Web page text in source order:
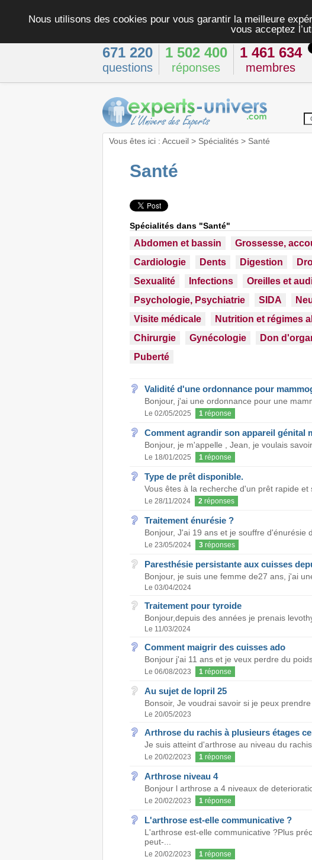
Nous utilisons des cookies pour vous garantir la meilleure
vous acceptez
671 220
questions
1 502 400
réponses
1 461 634
membres
Vous êtes ici : Accueil> Spécialités> Santé
Santé
Spécialités dans "Santé"
Abdomen et bassin Grossesse,
Cardiologie
Dents Digestion
Sexualité
Infections Oreilles et
Psychologie, Psychiatrie
SIDA
Visite médicale
Nutrition et régimes
Chirurgie
Gynécologie Don
Puberté
Validité d'une ordonnance pour
Bonjour, j'ai une ordonnance pour une
Le 02/05/2025 1réponse
Comment agrandir son appareil génital
Bonjour, je m'appelle , Jean, je voulais
Le 18/01/2025 1réponse
Type de prêt disponible.
Vous êtes à la recherche d'un prêt rapide et
Le 28/11/2024 2réponses
Traitement énurésie ?
Bonjour, J'ai 19 ans et je souffre d'énurésie
Le 23/05/2024 3réponses
Paresthésie persistante aux cuisses
Bonjour, je suis une femme de27 ans, j'ai
Le 03/04/2024
Traitement pour tyroide
Bonjour,depuis des années je prenais
Le 11/03/2024
Comment maigrir des cuisses ado
Bonjour j'ai 11 ans et je veux perdre du
Le 06/08/2023 1réponse
Au sujet de lopril 25
Bonsoir, Je voudrai savoir si je peux
Le 20/05/2023
Arthrose du rachis à plusieurs étages
Je suis atteint d'arthrose au niveau du
Le 20/02/2023 1réponse
Arthrose niveau 4
Bonjour l arthrose a 4 niveaux de
Le 20/02/2023 1réponse
L'arthrose est-elle communicative ?
L'arthrose est-elle communicative ?Plus
peut-...
Le 20/02/2023 1réponse